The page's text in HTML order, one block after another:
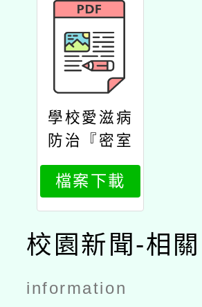
學校愛滋病
防治『密室
逃脫』種子
師資培訓實
施計畫
檔案下載
校園新聞-相
information